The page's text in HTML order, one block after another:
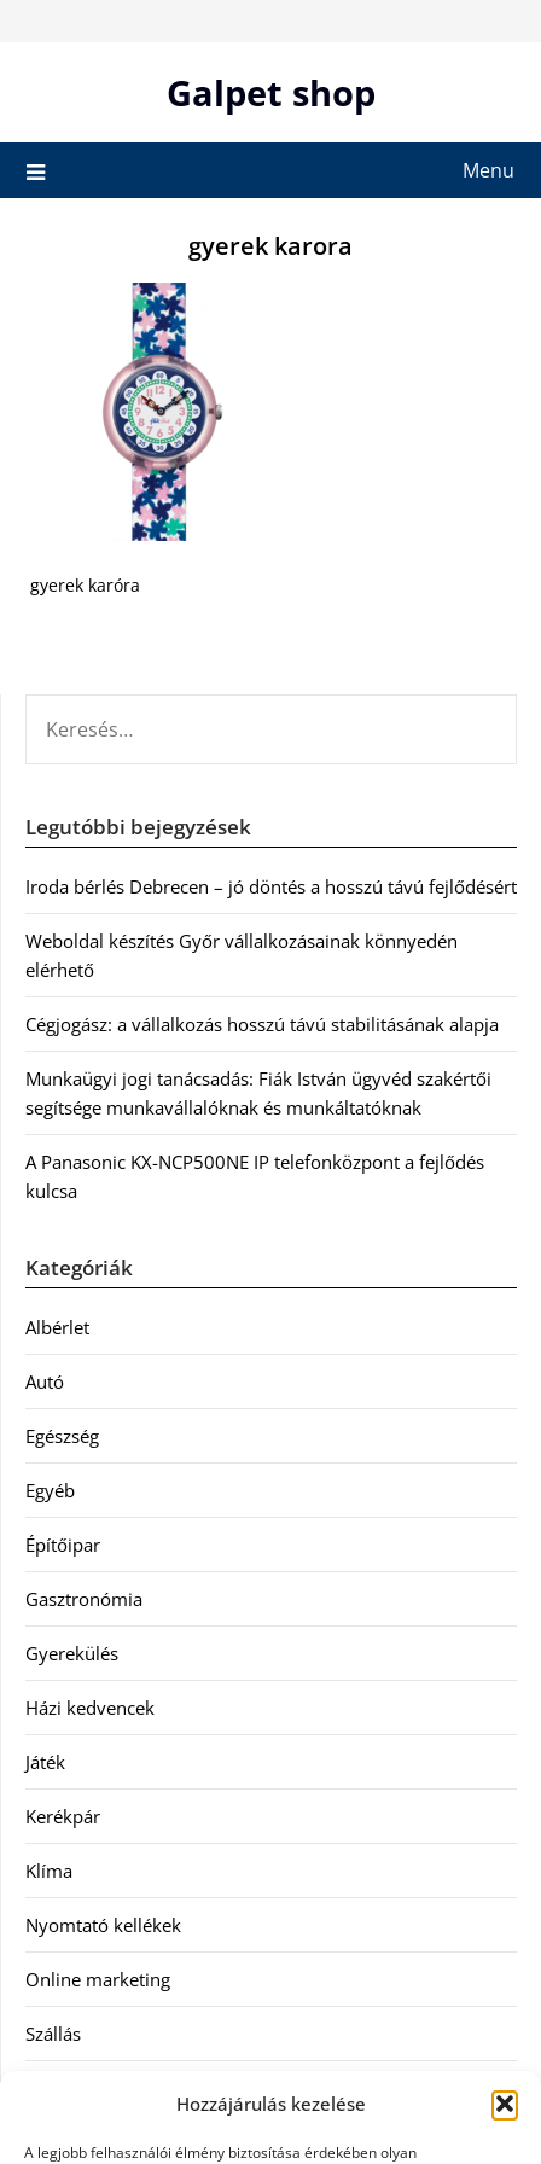
Hozzájárulás kezelése
A legjobb felhasználói élmény biztosítása érdekében olyan
Galpet shop
Menu
gyerek karora
gyerek karóra
Legutóbbi bejegyzések
Iroda bérlés Debrecen – jó döntés a hosszú távú fejlődésért
Weboldal készítés Győr vállalkozásainak könnyedén
elérhető
Cégjogász: a vállalkozás hosszú távú stabilitásának alapja
Munkaügyi jogi tanácsadás: Fiák István ügyvéd szakértői
segítsége munkavállalóknak és munkáltatóknak
A Panasonic KX-NCP500NE IP telefonközpont a fejlődés
kulcsa
Kategóriák
Albérlet
Autó
Egészség
Egyéb
Építőipar
Gasztronómia
Gyerekülés
Házi kedvencek
Játék
Kerékpár
Klíma
Nyomtató kellékek
Online marketing
Szállás
Szellőztető